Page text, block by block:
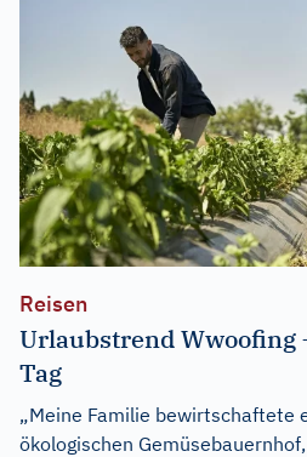
Reisen
Urlaubstrend Wwoofing
Tag
„Meine Familie bewirtschaftete
ökologischen